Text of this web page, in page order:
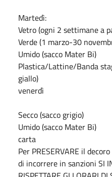
Martedì:
Vetro (ogni 2 settimane a
Verde (1 marzo-30
Umido (sacco Mater Bi)
Plastica/Lattine/Banda
giallo)
venerdì
Secco (sacco grigio)
Umido (sacco Mater Bi)
carta
Per PRESERVARE il
di incorrere in sanzioni SI